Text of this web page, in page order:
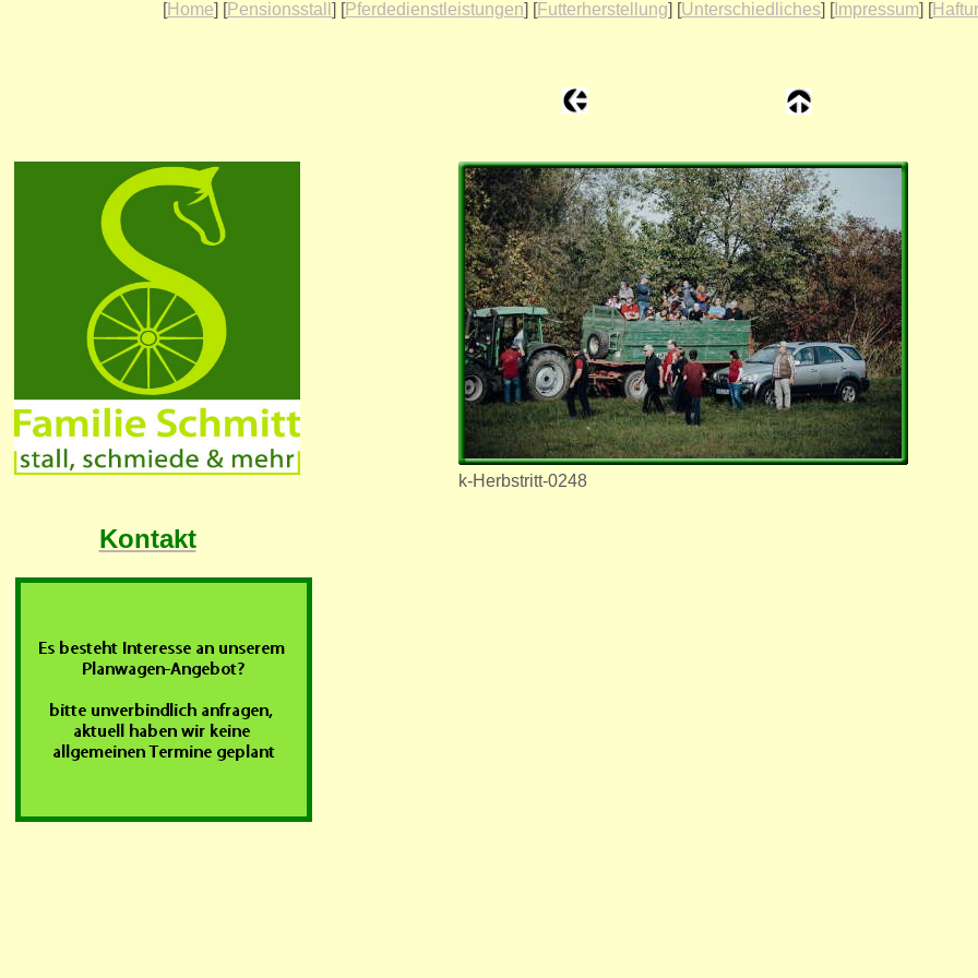
[Home] [Pensionsstall ] [Pferdedienstleistungen] [Futterherstellung] [Unterschiedliches] [Impressum] [
k-Herbstritt-0248
Kontakt